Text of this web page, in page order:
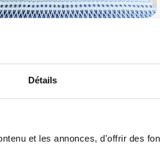
Détails
et les annonces, d'offrir des